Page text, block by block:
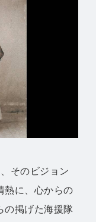
そのビジョン
熱に、心からの
の掲げた海援隊